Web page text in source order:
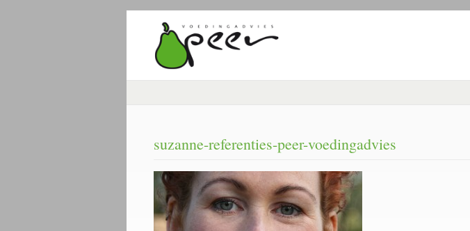
suzanne-referenties-peer-voedingadvies